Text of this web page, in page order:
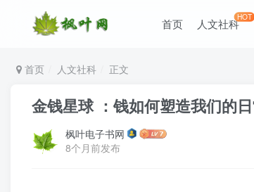
首页 人文社科HOT
首页 人文社科 正文
金钱星球 ：钱如何塑造我们的
枫叶电子书网
8个月前发布